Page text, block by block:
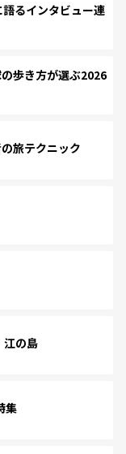
るインタビュー連
歩き方が選ぶ2026
旅テクニック
江の島
集